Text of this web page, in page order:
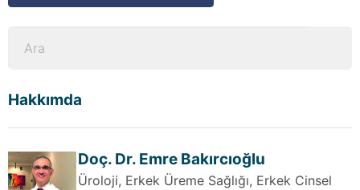
Hakkımda
Doç. Dr. Emre Bakırcıoğlu
Üroloji, Erkek Üreme Sağlığı, Erkek Cinsel